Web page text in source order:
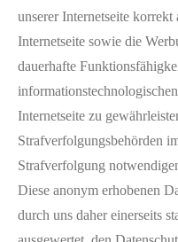
unserer Internetseite
Internetseite sowie die
dauerhafte
Internetseite zu
Strafverfolgungsbehörden
Strafverfolgung
Diese anonym erhobenen
durch uns daher einerseits